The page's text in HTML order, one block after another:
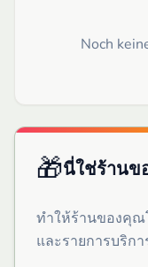
Noch
🎁นี่ใช่ร้านข
ทำให้ร้านของคุณ
และรายการบริก